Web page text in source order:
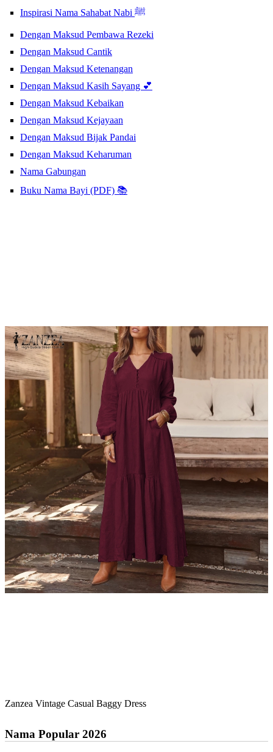
Inspirasi Nama Sahabat Nabi ﷺ
Dengan Maksud Pembawa Rezeki
Dengan Maksud Cantik
Dengan Maksud Ketenangan
Dengan Maksud Kasih Sayang 💕
Dengan Maksud Kebaikan
Dengan Maksud Kejayaan
Dengan Maksud Bijak Pandai
Dengan Maksud Keharuman
Nama Gabungan
Buku Nama Bayi (PDF) 📚
Zanzea Vintage Casual Baggy Dress
Nama Popular 2026